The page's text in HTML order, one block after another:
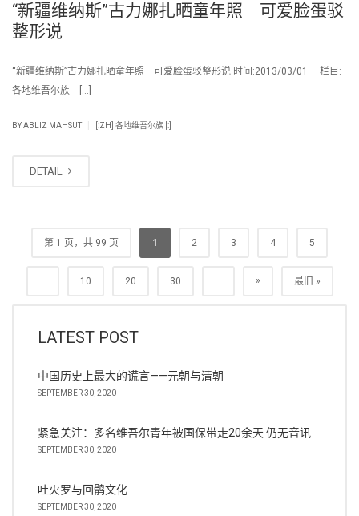
“新疆维纳斯”古力娜扎晒童年照 可爱脸蛋驳
整形说
“新疆维纳斯”古力娜扎晒童年照 可爱脸蛋驳整形说 时间:2013/03/01 栏目:
各地维吾尔族 […]
BYABLIZ MAHSUT [:ZH] 各地维吾尔族 [:]
DETAIL
第 1 页，共 99 页 1 2 3 4 5
... 10 20 30 ... » 最旧 »
LATEST POST
中国历史上最大的谎言——元朝与清朝
SEPTEMBER 30, 2020
紧急关注：多名维吾尔青年被国保带走20余天 仍无音讯
SEPTEMBER 30, 2020
吐火罗与回鹘文化
SEPTEMBER 30, 2020